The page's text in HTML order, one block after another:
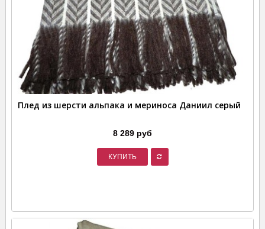
Плед из шерсти альпака и мериноса Даниил серый
8 289 руб
КУПИТЬ